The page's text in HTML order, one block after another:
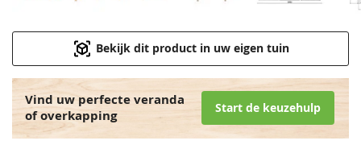
Bekijk dit product in uw eigen tuin
Vind uw perfecte veranda
of overkapping
Start de keuzehulp